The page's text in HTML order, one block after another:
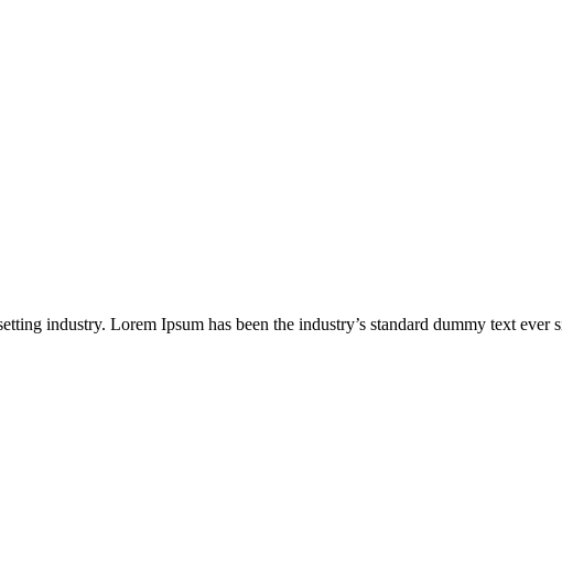
industry. Lorem Ipsum has been the industry’s standard dummy text ever